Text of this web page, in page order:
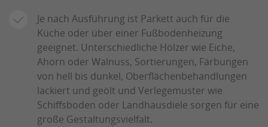
Je nach Ausführung ist Parkett auch für die
Küche oder über einer Fußbodenheizung
geeignet. Unterschiedliche Hölzer wie Eiche,
Ahorn oder Walnuss, Sortierungen, Färbungen
von hell bis dunkel, Oberflächenbehandlungen
lackiert und geölt und Verlegemuster wie
Schiffsboden oder Landhausdiele sorgen für eine
große Gestaltungsvielfalt.